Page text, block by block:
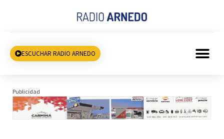
ESCUCHAR RADIO ARNEDO
Publicidad